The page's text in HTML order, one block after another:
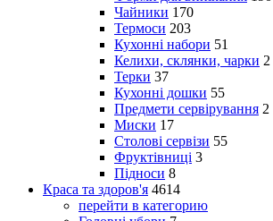
Чайники 170
Термоси 203
Кухонні набори 51
Келихи, склянки, чарки 2
Терки 37
Кухонні дошки 55
Предмети сервірування 2
Миски 17
Столові сервізи 55
Фруктівниці 3
Підноси 8
Краса та здоров'я 4614
перейти в категорию